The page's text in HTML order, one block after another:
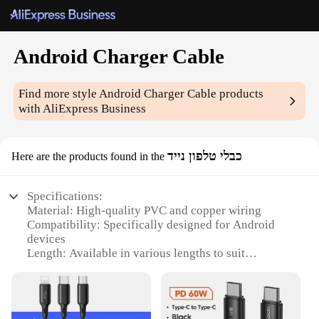
Android Charger Cable
Find more styleAndroid Charger Cable products
with AliExpress Business
Here are the products found in the כבלי טלפון נייד
Specifications:
Material: High-quality PVC and copper wiring
Compatibility: Specifically designed for Android
devices
Length: Available in various lengths to suit
Durability: Tested for robustness and longevity
Connectivity: Offers fast and reliable charging and
data sync